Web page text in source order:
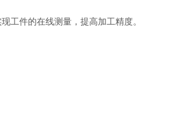
件的在线测量，提高加工精度。